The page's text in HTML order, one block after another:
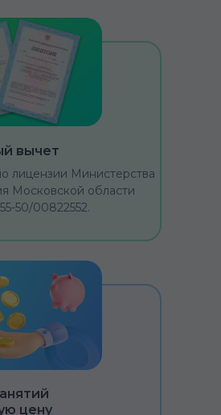
вычет
лицензии Министерства
Московской области
50/00822552.
цену